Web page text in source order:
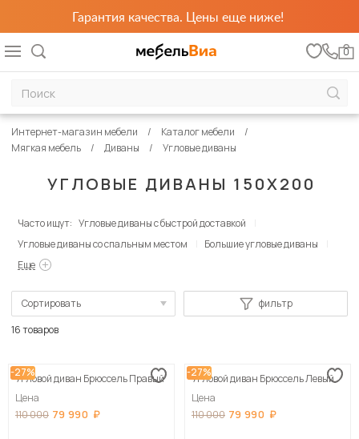
Гарантия качества. Цены еще ниже!
0
УГЛОВЫЕ ДИВАНЫ 150Х200
Интернет-магазин мебели
Каталог мебели
Мягкая мебель
Диваны Угловые диваны
Часто ищут: Угловые диваны с быстрой доставкой
Угловые диваны со спальным местом
Большие угловые диваны
Еще
Сортировать
Сначала дорогие
фильтр
16 товаров
-27%
Угловой диван Брюссель Правый
Цена
110 000 79 990
-27%
Угловой диван Брюссель Левый
Цена
110 000 79 990